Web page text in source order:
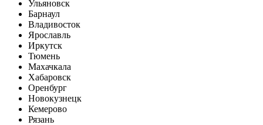
Ульяновск
Барнаул
Владивосток
Ярославль
Иркутск
Тюмень
Махачкала
Хабаровск
Оренбург
Новокузнецк
Кемерово
Рязань